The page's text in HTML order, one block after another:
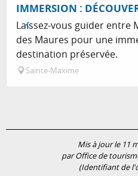
IMMERSION :
Laissez-vous guider entre
des Maures pour une
destination préservée.
Sainte-Maxime
Mis à jour le 11
par Office de
(Identifiant de